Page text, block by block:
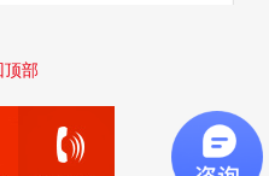
顶部